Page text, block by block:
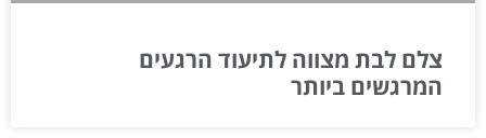
צלם לבת מצווה לתיעוד הרגעים
המרגשים ביותר